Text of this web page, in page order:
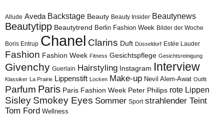
Allude Aveda Backstage Beauty Beauty Insider Beautynews
Beautytipp Beautytrend Berlin Fashion Week Bilder der Woche
Boris Entrup Chanel Clarins Duft Düsseldorf Estée Lauder
Fashion Fashion Week Fitness Gesichtspflege Gesichtsreinigung
Givenchy Guerlain Hairstyling Instagram Interview
Klassiker La Prairie Lippenstift Locken Make-up Nevil Alem-Awat Outfit
Parfum Paris Paris Fashion Week Peter Philips rote Lippen
Sisley Smokey Eyes Sommer Sport strahlender Teint
Tom Ford Wellness